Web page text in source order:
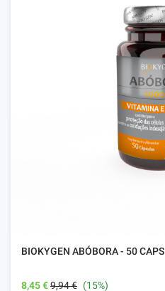
BIOKYGEN ABÓBORA - 50 CAPS
8,45 €9,94 € (15%)